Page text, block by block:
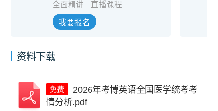
全面精讲 直播课程
我要报名
资料下载
情分析.pdf